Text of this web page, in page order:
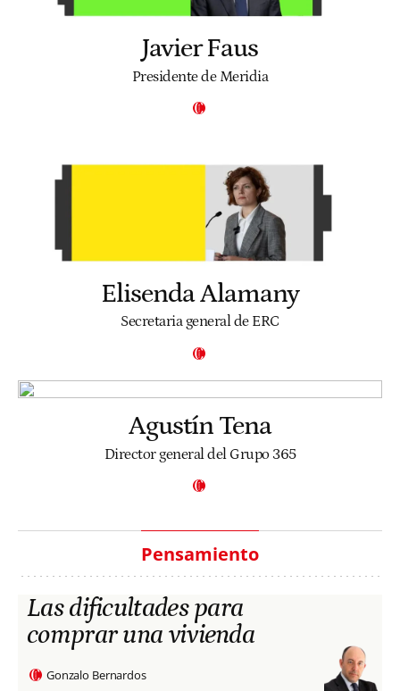
Javier Faus
Presidente de Meridia
Elisenda Alamany
Secretaria general de ERC
Agustín Tena
Director general del Grupo 365
Pensamiento
Las dificultades para
comprar una vivienda
Gonzalo Bernardos